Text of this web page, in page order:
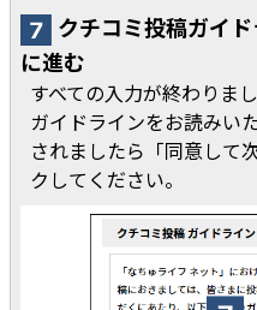
クチコミ投稿ガイ
に進む
すべての入力が終わりま
ガイドラインをお読みい
されましたら「同意して
クしてください。